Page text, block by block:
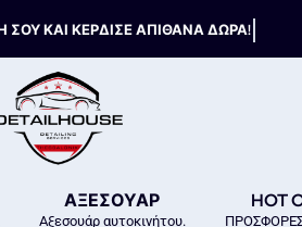
ΑΞΕΣΟΥΑΡ
Αξεσουάρ αυτοκινήτου.
HOT